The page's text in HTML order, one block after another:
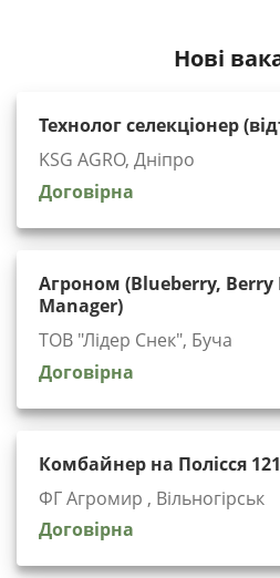
Нові
Технолог селекціонер
KSG AGRO, Дніпро
Договірна
Агроном (Blueberry,
Manager)
ТОВ "Лідер Снек", Буча
Договірна
Комбайнер на Полісся
ФГ Агромир , Вільногірськ
Договірна